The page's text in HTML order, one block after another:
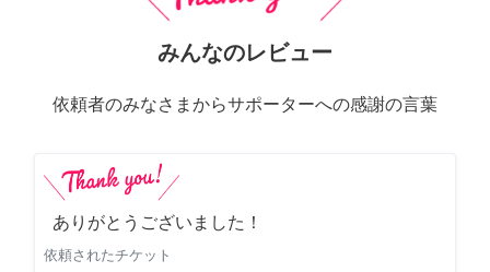
みんなのレビュー
依頼者のみなさまからサポーターへの感謝の言葉
ありがとうございました！
依頼されたチケット